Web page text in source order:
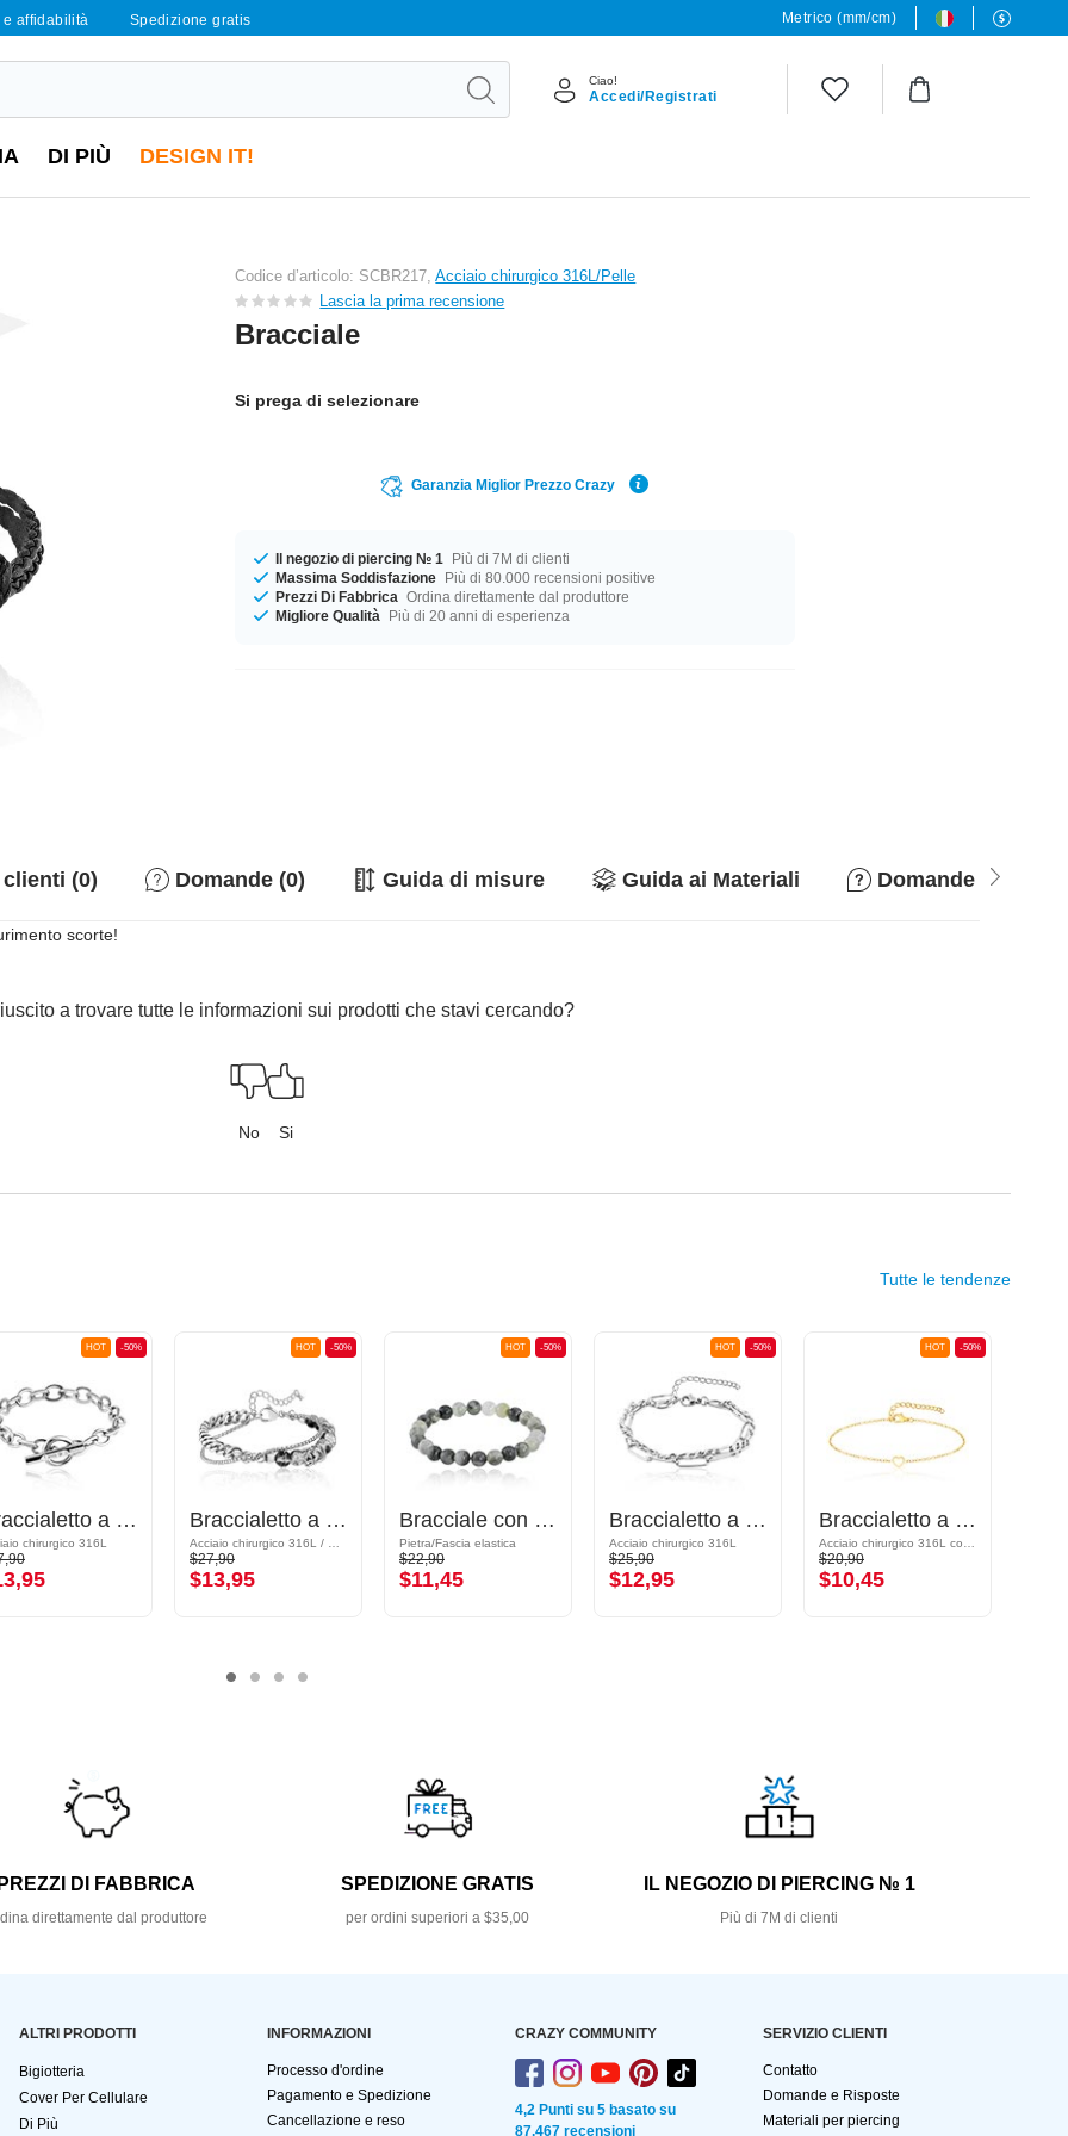
e affidabilità Spedizione gratis Metrico (mm/cm)
Ciao!
Accedi/Registrati
DI PIÙ DESIGN IT!
Codice d’articolo: SCBR217,Acciaio chirurgico 316L/Pelle
Lascia la prima recensione
Bracciale
Si prega di selezionare
Garanzia Miglior Prezzo Crazy
Il negozio di piercing № 1
Più di 7M di clienti
Massima Soddisfazione Più di 80.000 recensioni positive
Prezzi Di Fabbrica Ordina direttamente dal produttore
Migliore Qualità
Più di 20 anni di esperienza
(0) Domande (0) Guida di misure Guida ai Materiali Domande &
scorte!
a trovare tutte le informazioni sui prodotti che stavi cercando?
No Si
Tutte le tendenze
-50%
HOT
Braccialetto a catena
chirurgico 316L
-50%
HOT
Braccialetto a catena con Perlina sintetica
$27,90
$13,95
-50%
HOT
Bracciale con perline
Pietra/Fascia elastica
$22,90
$11,45
-50%
HOT
Braccialetto a catena
Acciaio chirurgico 316L
$25,90
$12,95
-50%
HOT
Braccialetto a catena
$20,90
$10,45
PREZZI DI FABBRICA
direttamente dal produttore
SPEDIZIONE GRATIS
per ordini superiori a $35,00
IL NEGOZIO DI PIERCING № 1
Più di 7M di clienti
ALTRI PRODOTTI
Bigiotteria
Cover Per Cellulare
Di Più
INFORMAZIONI
Processo d'ordine
Pagamento e Spedizione
Cancellazione e reso
CRAZY COMMUNITY
4,2 Punti su 5 basato su
87.467 recensioni
SERVIZIO CLIENTI
Contatto
Domande e Risposte
Materiali per piercing